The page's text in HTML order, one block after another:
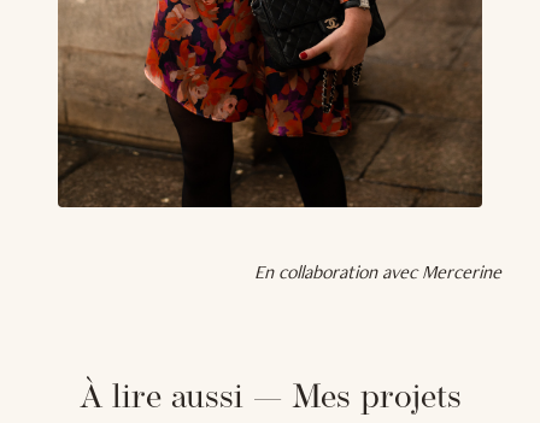
En collaboration avec Mercerine
À lire aussi — Mes projets